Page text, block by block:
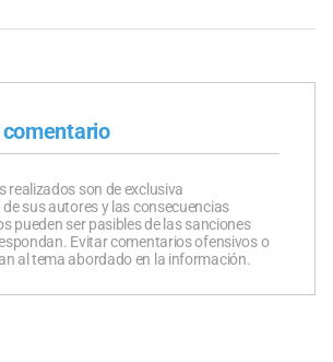
realizados son de exclusiva
sus autores y las consecuencias
pueden ser pasibles de las sanciones
Evitar comentarios ofensivos o
al tema abordado en la información.